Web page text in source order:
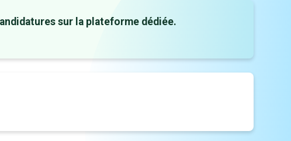
sur la plateforme dédiée.